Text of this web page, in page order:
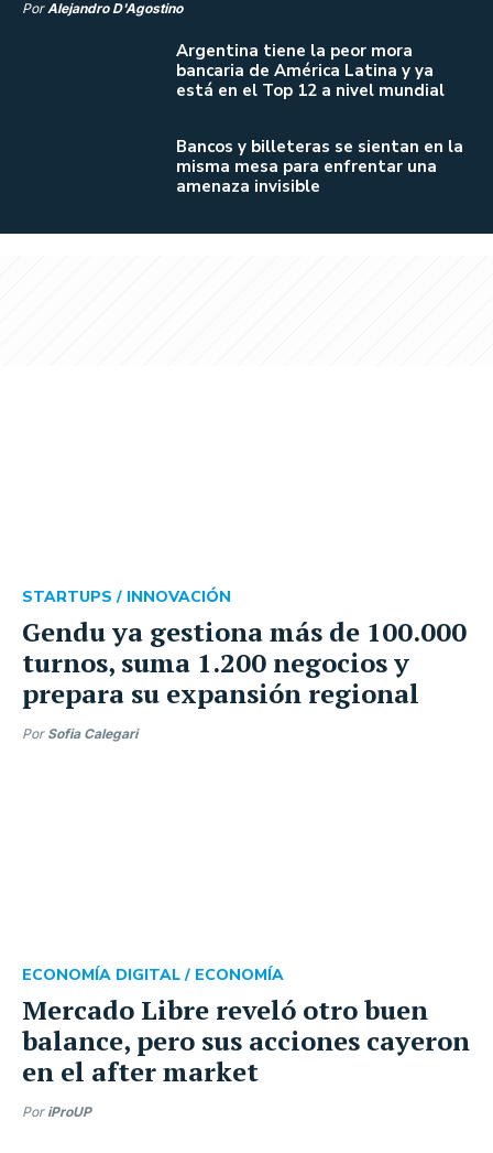
Por Alejandro D'Agostino
Argentina tiene la peor mora
bancaria de América Latina y ya
está en el Top 12 a nivel mundial
Bancos y billeteras se sientan en la
misma mesa para enfrentar una
amenaza invisible
Gendu ya gestiona más de 100.000
turnos, suma 1.200 negocios y
prepara su expansión regional
STARTUPS / INNOVACIÓN
Por Sofia Calegari
Mercado Libre reveló otro buen
balance, pero sus acciones cayeron
en el after market
ECONOMÍA DIGITAL / ECONOMÍA
Por iProUP